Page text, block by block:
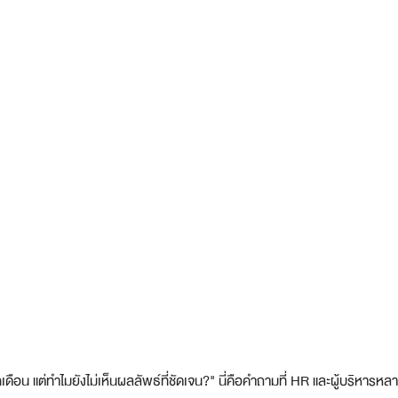
ดือน แต่ทำไมยังไม่เห็นผลลัพธ์ที่ชัดเจน?" นี่คือคำถามที่ HR และผู้บริหารห